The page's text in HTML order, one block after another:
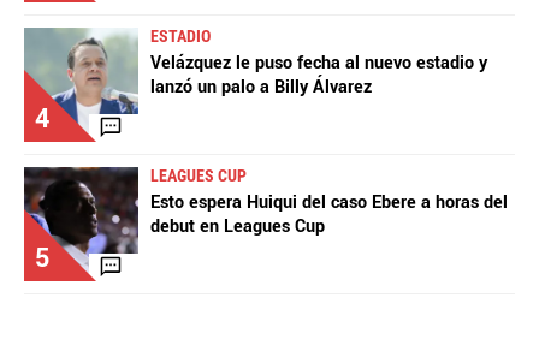
4
ESTADIO
Velázquez le puso fecha al nuevo estadio y
lanzó un palo a Billy Álvarez
5
LEAGUES CUP
Esto espera Huiqui del caso Ebere a horas del
debut en Leagues Cup